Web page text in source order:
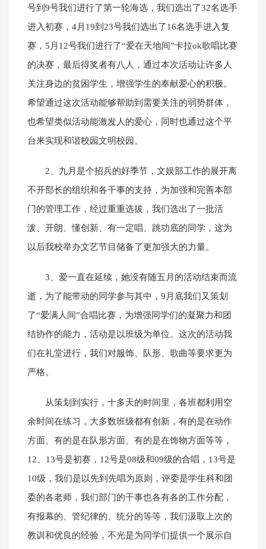
号到9号我们进行了第一轮海选，我们选出了32名选手
进入初赛，4月19到23号我们选出了16名选手进入复
赛，5月12号我们进行了“爱在天地间”卡拉ok歌唱比赛
的决赛，最后得奖者有八人，通过本次活动让许多人
关注身边的贫困学生，增强学生的奉献爱心的积极。
希望通过这次活动能够帮助到需要关注的弱势群体，
也希望类似活动能激发人的爱心，同时也通过这个平
台来实现和谐校园文明校园。
2、九月是个招兵的好季节，文娱部工作的展开离
不开部长的组织和各干事的支持，为加强和完善本部
门的管理工作，经过重重选拔，我们选出了一批活
泼、开朗、懂创新、有一定唱、跳功底的同学，这为
以后我校举办文艺节目储备了更加强大的力量。
3、爱一直在延续，她没有随五月的活动结束而流
逝，为了能带动的同学参与其中，9月底我们又策划
了“爱满人间”合唱比赛，为增强同学们的凝聚力和团
结协作的能力，活动是以班级为单位。这次的活动我
们在礼堂进行，我们对服饰、队形、歌曲等要求更为
严格。
从策划到实行，十多天的时间里，各班都利用空
余时间在练习，大多数班级都有创新，有的是在动作
方面、有的是在队形方面、有的是在饰物方面等等，
12、13号是初赛，12号是08级和09级的合唱，13号是
10级，我们是以先到先唱为原则，评委是学生科和团
委的各老师，我们部门的干事也各有各的工作分配，
有报幕的、管纪律的、统分的等等，我们汲取上次的
教训和优良的经验，不光是为同学们提供一个展示自